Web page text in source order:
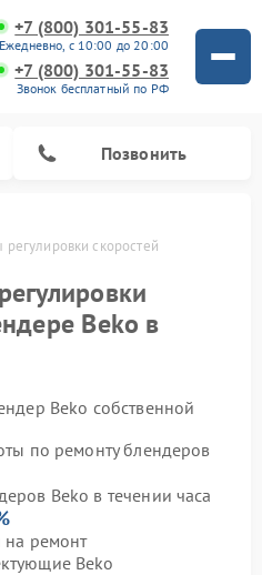
+7 (800) 301-55-83
Ежедневно, с 10:00 до 20:00
+7 (800) 301-55-83
Звонок бесплатный по РФ
Позвонить
скоростей
Beko в
Beko собственной
по ремонту блендеров
Beko в течении часа
на ремонт
Beko